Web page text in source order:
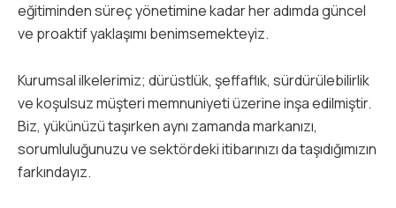
eğitiminden süreç yönetimine kadar her adımda güncel
ve proaktif yaklaşımı benimsemekteyiz.
Kurumsal ilkelerimiz; dürüstlük, şeffaflık, sürdürülebilirlik
ve koşulsuz müşteri memnuniyeti üzerine inşa edilmiştir.
Biz, yükünüzü taşırken aynı zamanda markanızı,
sorumluluğunuzu ve sektördeki itibarınızı da taşıdığımızın
farkındayız.